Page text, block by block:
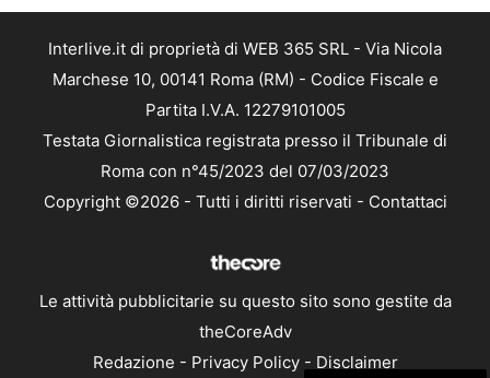
Interlive.it di proprietà di WEB 365 SRL - Via Nicola
Marchese 10, 00141 Roma (RM) - Codice Fiscale e
Partita I.V.A. 12279101005
Testata Giornalistica registrata presso il Tribunale di
Roma con n°45/2023 del 07/03/2023
Copyright ©2026 - Tutti i diritti riservati - Contattaci
Le attività pubblicitarie su questo sito sono gestite da
theCoreAdv
Redazione - Privacy Policy- Disclaimer